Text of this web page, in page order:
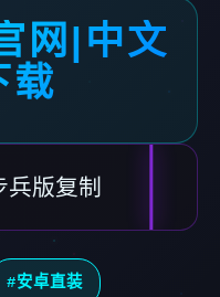
网|中文
载
版复制
#安卓直装